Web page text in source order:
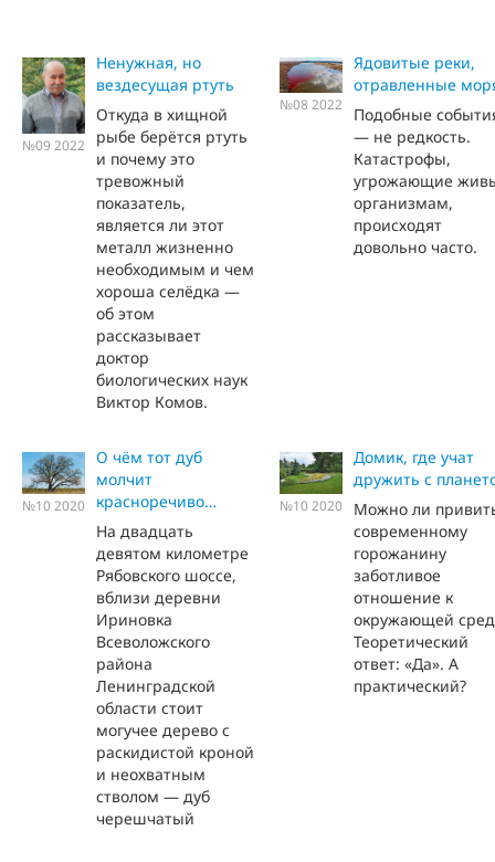
№09 2022
Ненужная, но
вездесущая ртуть
Откуда в хищной
рыбе берётся ртуть
и почему это
тревожный
показатель,
является ли этот
металл жизненно
необходимым и чем
хороша селёдка —
об этом
рассказывает
доктор
биологических наук
Виктор Комов.
№08 2022
Ядовитые реки,
отравленные
Подобные
— не редкость.
Катастрофы,
угрожающие
организмам,
происходят
довольно часто.
№10 2020
О чём тот дуб
молчит
красноречиво…
На двадцать
девятом километре
Рябовского шоссе,
вблизи деревни
Ириновка
Всеволожского
района
Ленинградской
области стоит
могучее дерево с
раскидистой кроной
и неохватным
стволом — дуб
черешчатый
№10 2020
Домик, где учат
дружить с
Можно ли
современному
горожанину
заботливое
отношение к
окружающей
Теоретический
ответ: «Да». А
практический?